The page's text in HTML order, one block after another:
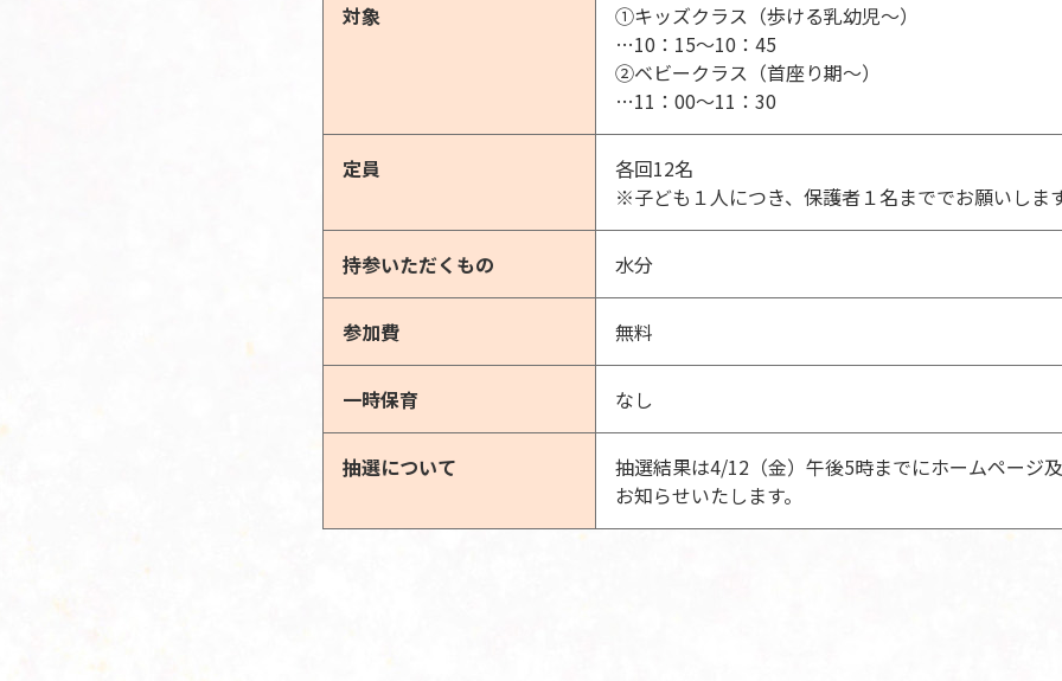
対象
①キッズクラス（歩ける乳幼児～）
…10：15～10：45
②ベビークラス（首座り期～）
…11：00～11：30
定員
各回12名
※子ども１人につき、保護者１名まででお願いしま
持参いただくもの 水分
参加費 無料
一時保育 なし
抽選について
抽選結果は4/12（金）午後5時までにホームページ
お知らせいたします。